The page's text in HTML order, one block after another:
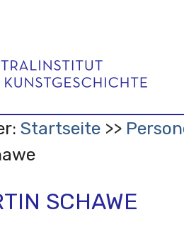
Startseite
SCHAWE